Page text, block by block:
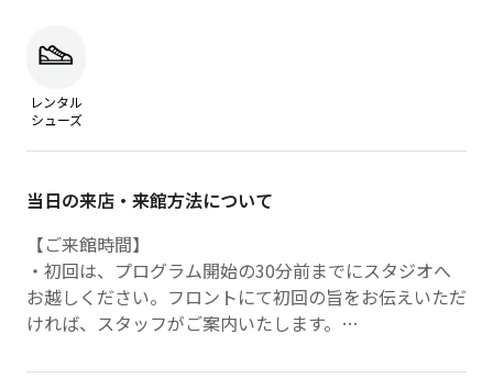
レンタル
シューズ
当日の来店・来館方法について
【ご来館時間】
・初回は、プログラム開始の30分前までにスタジオへ
お越しください。フロントにて初回の旨をお伝えいただ
ければ、スタッフがご案内いたします。
来店をお願いいたします。お着替え等の準備時間がござ